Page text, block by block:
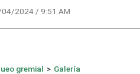
2024 / 9:51 AM
gremial > Galería